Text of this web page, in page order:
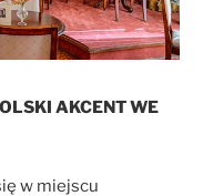
AKCENT WE
w miejscu